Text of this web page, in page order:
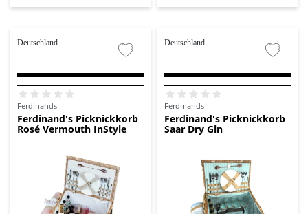
Deutschland
Ferdinands
Ferdinand's Picknickkorb
Rosé Vermouth InStyle
Deutschland
Ferdinands
Ferdinand's Picknickkorb
Saar Dry Gin